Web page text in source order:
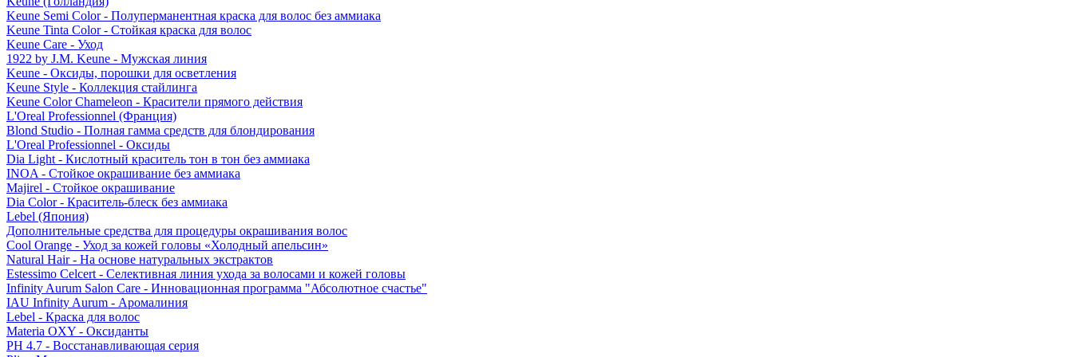
Keune Semi Color - Полуперманентная краска для волос без аммиака
Keune Tinta Color - Стойкая краска для волос
Keune Care - Уход
1922 by J.M. Keune - Мужская линия
Keune - Оксиды, порошки для осветления
Keune Style - Коллекция стайлинга
Keune Color Chameleon - Красители прямого действия
L'Oreal Professionnel (Франция)
Blond Studio - Полная гамма средств для блондирования
L'Oreal Professionnel - Оксиды
Dia Light - Кислотный краситель тон в тон без аммиака
INOA - Стойкое окрашивание без аммиака
Majirel - Стойкое окрашивание
Dia Color - Краситель-блеск без аммиака
Lebel (Япония)
Дополнительные средства для процедуры окрашивания волос
Cool Orange - Уход за кожей головы «Холодный апельсин»
Natural Hair - На основе натуральных экстрактов
Estessimo Celcert - Селективная линия ухода за волосами и кожей головы
Infinity Aurum Salon Care - Инновационная программа "Абсолютное счастье"
IAU Infinity Aurum - Аромалиния
Lebel - Краска для волос
Materia OXY - Оксиданты
PH 4.7 - Восстанавливающая серия